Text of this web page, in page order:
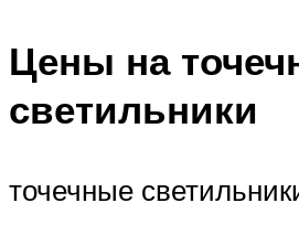
Цены на
светильники
точечные